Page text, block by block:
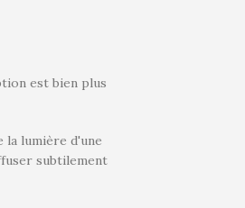
est bien plus
la lumière d'une
subtilement